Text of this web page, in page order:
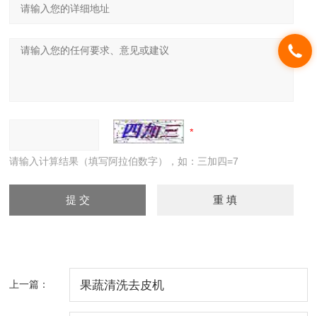
请输入计算结果（填写阿拉伯数字），如：三加四=7
上一篇： 果蔬清洗去皮机